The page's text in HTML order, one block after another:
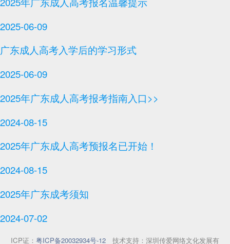
2025-06-09
广东成人高考入学后的学习形式
2025-06-09
2025年广东成人高考报考指南入口>>
2024-08-15
2025年广东成人高考预报名已开始！
2024-08-15
2025年广东成考须知
2024-07-02
ICP证： 粤ICP备20032934号-12 技术支持：深圳传爱网络文化发展有